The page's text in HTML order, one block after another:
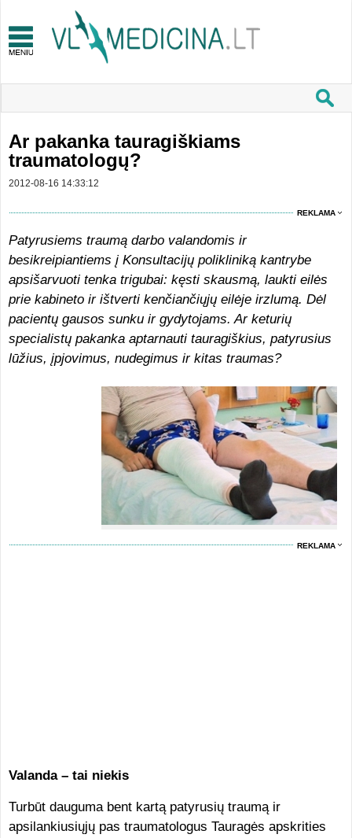
Ar pakanka tauragiškiams
traumatologų?
2012-08-16 14:33:12
REKLAMA
Patyrusiems traumą darbo valandomis ir
besikreipiantiems į Konsultacijų polikliniką kantrybe
apsišarvuoti tenka trigubai: kęsti skausmą, laukti eilės
prie kabineto ir ištverti kenčiančiųjų eilėje irzlumą. Dėl
pacientų gausos sunku ir gydytojams. Ar keturių
specialistų pakanka aptarnauti tauragiškius, patyrusius
lūžius, įpjovimus, nudegimus ir kitas traumas?
REKLAMA
Valanda – tai niekis
Turbūt dauguma bent kartą patyrusių traumą ir
apsilankiusiųjų pas traumatologus Tauragės apskrities